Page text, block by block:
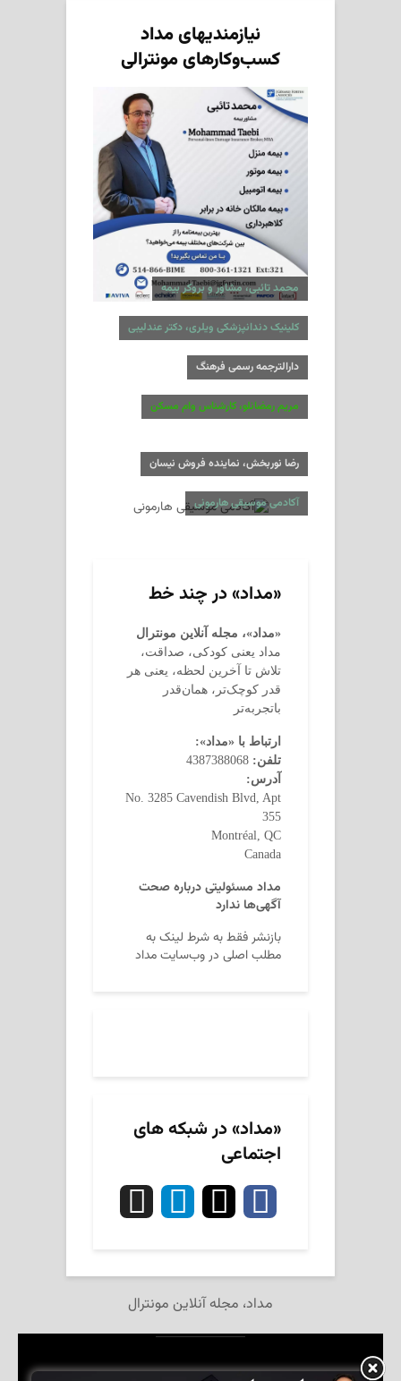
نیازمندیهای مداد
کسب‌وکارهای مونترالی
محمد تائبی، مشاور و بروکر بیمه
کلینیک دندانپزشکی ویلری، دکتر عندلیبی
دارالترجمه رسمی فرهنگ
مریم رمضانلو، کارشناس وام مسکن
رضا نوربخش، نماینده فروش نیسان
آکادمی موسیقی هارمونی
«مداد» در چند خط
«مداد»، مجله آنلاین مونترال
مداد یعنی کودکی، صداقت،
تلاش تا آخرین لحظه، یعنی هر
قدر کوچک‌تر، همان‌قدر
باتجربه‌تر
ارتباط با «مداد»:
تلفن:
آدرس:
No. 3285 Cavendish Blvd, Apt
355
Montréal, QC
Canada
مداد مسئولیتی درباره صحت
آگهی‌ها ندارد
بازنشر فقط به شرط لینک به
مطلب اصلی در وب‌سایت مداد
«مداد» در شبکه های
اجتماعی
مداد، مجله آنلاین مونترال
تمام حقوق این وبگاه برای مجله آنلاین «مداد» محفوظ است.